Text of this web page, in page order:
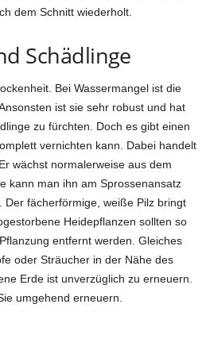
dem Schnitt wiederholt.
Schädlinge
Bei Wassermangel ist die
ist sie sehr robust und hat
zu fürchten. Doch es gibt einen
vernichten kann. Dabei handelt
wächst normalerweise aus dem
kann man ihn am Sprossenansatz
Der fächerförmige, weiße Pilz bringt
Heidepflanzen sollten so
entfernt werden. Gleiches
oder Sträucher in der Nähe des
Erde ist unverzüglich zu erneuern.
umgehend erneuern.